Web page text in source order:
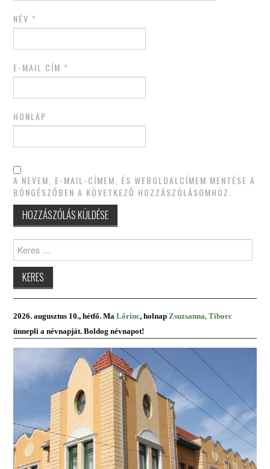
NÉV *
E-MAIL CÍM *
HONLAP
A NEVEM, E-MAIL-CÍMEM, ÉS WEBOLDALCÍMEM MENTÉSE A
BÖNGÉSZŐBEN A KÖVETKEZŐ HOZZÁSZÓLÁSOMHOZ.
Keres:
2026. augusztus 10., hétfő. MaLőrinc, holnap Zsuzsanna, Tiborc
ünnepli a névnapját. Boldog névnapot!